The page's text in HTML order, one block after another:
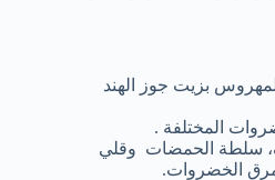
بزيت جوز الهند
المختلفة .
سلطة الحمضات وقلي
الخضروات.